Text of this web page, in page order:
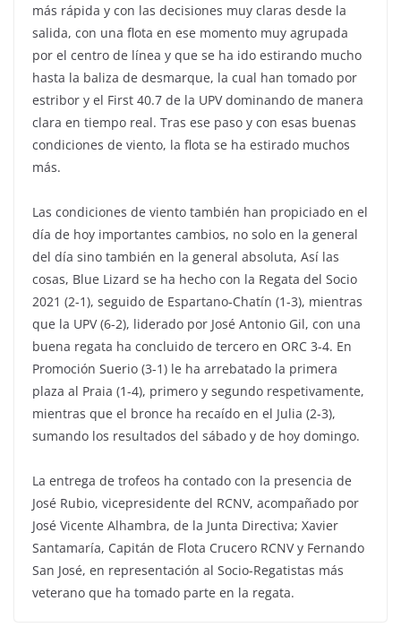
más rápida y con las decisiones muy claras desde la
salida, con una flota en ese momento muy agrupada
por el centro de línea y que se ha ido estirando mucho
hasta la baliza de desmarque, la cual han tomado por
estribor y el First 40.7 de la UPV dominando de manera
clara en tiempo real. Tras ese paso y con esas buenas
condiciones de viento, la flota se ha estirado muchos
más.
Las condiciones de viento también han propiciado en el
día de hoy importantes cambios, no solo en la general
del día sino también en la general absoluta, Así las
cosas, Blue Lizard se ha hecho con la Regata del Socio
2021 (2-1), seguido de Espartano-Chatín (1-3), mientras
que la UPV (6-2), liderado por José Antonio Gil, con una
buena regata ha concluido de tercero en ORC 3-4. En
Promoción Suerio (3-1) le ha arrebatado la primera
plaza al Praia (1-4), primero y segundo respetivamente,
mientras que el bronce ha recaído en el Julia (2-3),
sumando los resultados del sábado y de hoy domingo.
La entrega de trofeos ha contado con la presencia de
José Rubio, vicepresidente del RCNV, acompañado por
José Vicente Alhambra, de la Junta Directiva; Xavier
Santamaría, Capitán de Flota Crucero RCNV y Fernando
San José, en representación al Socio-Regatistas más
veterano que ha tomado parte en la regata.